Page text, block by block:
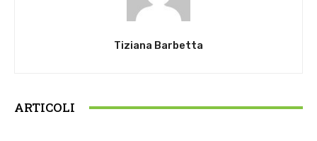
Tiziana Barbetta
ARTICOLI